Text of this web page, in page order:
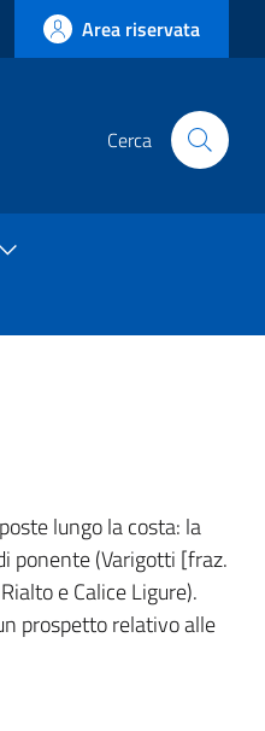
Area riservata
Cerca
Cerca
sito
lungo la costa: la
ponente (Varigotti [fraz.
e Calice Ligure).
prospetto relativo alle